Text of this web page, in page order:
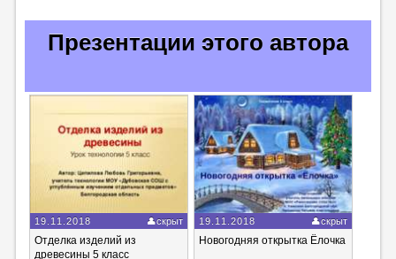
Презентации этого автора
19.11.2018 скрыт
Отделка изделий из
древесины 5 класс
19.11.2018 скрыт
Новогодняя открытка Ёлочка